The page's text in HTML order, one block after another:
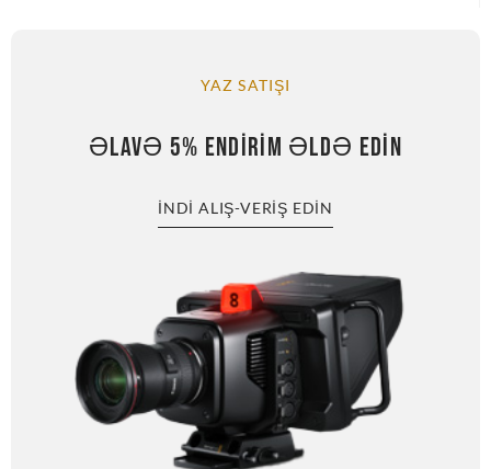
YAZ SATIŞI
ƏLAVƏ 5% ENDIRIM ƏLDƏ EDIN
İNDI ALIŞ-VERIŞ EDIN